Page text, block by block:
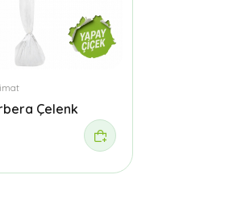
Çelenk